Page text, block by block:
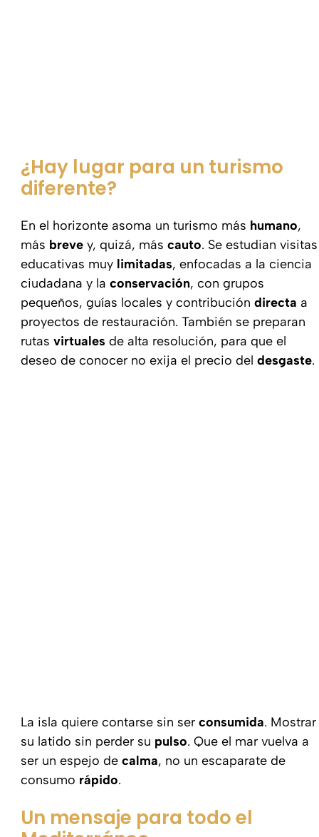
¿Hay lugar para un turismo
diferente?
En el horizonte asoma un turismo más humano,
más breve y, quizá, más cauto. Se estudian visitas
educativas muy limitadas, enfocadas a la ciencia
ciudadana y la conservación, con grupos
pequeños, guías locales y contribución directa a
proyectos de restauración. También se preparan
rutas virtuales de alta resolución, para que el
deseo de conocer no exija el precio del desgaste.
La isla quiere contarse sin ser consumida. Mostrar
su latido sin perder su pulso. Que el mar vuelva a
ser un espejo de calma, no un escaparate de
consumo rápido.
Un mensaje para todo el